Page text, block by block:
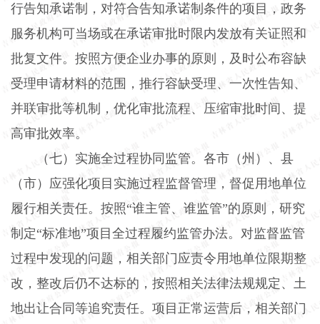
行告知承诺制，对符合告知承诺制条件的项目，政务
服务机构可当场或在承诺审批时限内发放有关证照和
批复文件。按照方便企业办事的原则，及时公布容缺
受理申请材料的范围，推行容缺受理、一次性告知、
并联审批等机制，优化审批流程、压缩审批时间、提
高审批效率。
（七）实施全过程协同监管。 各市（州）、县
（市）应强化项目实施过程监督管理，督促用地单位
履行相关责任。按照“谁主管、谁监管”的原则，研究
制定“标准地”项目全过程履约监管办法。对监督监管
过程中发现的问题，相关部门应责令用地单位限期整
改，整改后仍不达标的，按照相关法律法规规定、土
地出让合同等追究责任。项目正常运营后，相关部门